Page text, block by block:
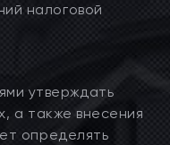
налоговой
утверждать
а также внесения
определять